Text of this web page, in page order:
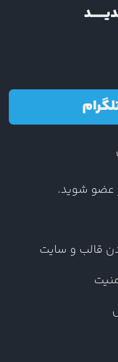
عضو شوید.
قالب و سایت